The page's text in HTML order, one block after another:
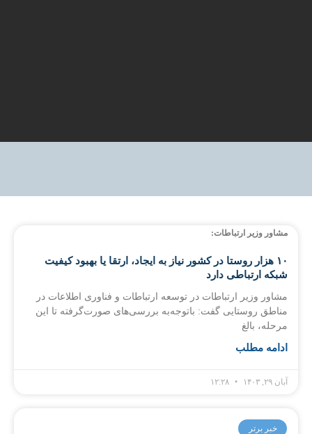
مشاور وزیر ارتباطات:
۱۰ هزار روستا در کشور نیاز به ایجاد، ارتقا یا بهبود کیفیت
شبکه ارتباطی دارد
مشاور وزیر ارتباطات در توسعه ارتباطات و فناوری اطلاعات در
مناطق روستایی گفت: باتوجه‌به بررسی‌های صورت‌گرفته تا این
مرحله، بالغ
ادامه مطلب
آبان ۲۹, ۱۴۰۳
خبر برتر